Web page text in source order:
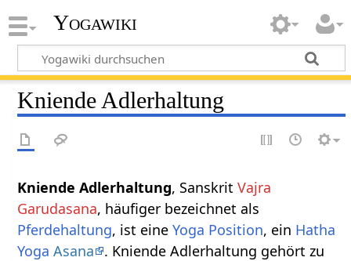
Yogawiki
Kniende Adlerhaltung
Kniende Adlerhaltung, SanskritVajra
Garudasana, häufiger bezeichnet als
Pferdehaltung, ist eineYoga Position, ein Hatha
Yoga Asana
. Kniende Adlerhaltung gehört zu